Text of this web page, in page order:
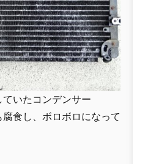
いたコンデンサー
食し、ボロボロになって